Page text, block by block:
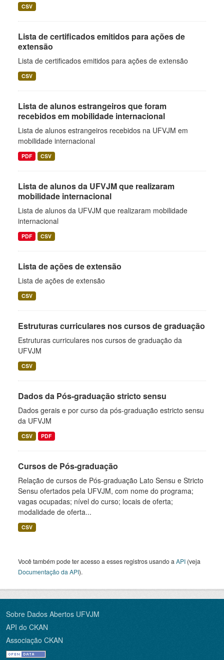
CSV
Lista de certificados emitidos para ações de
extensão
Lista de certificados emitidos para ações de extensão
CSV
Lista de alunos estrangeiros que foram
recebidos em mobilidade internacional
Lista de alunos estrangeiros recebidos na UFVJM em
mobilidade internacional
PDF CSV
Lista de alunos da UFVJM que realizaram
mobilidade internacional
Lista de alunos da UFVJM que realizaram mobilidade
internacional
PDF CSV
Lista de ações de extensão
Lista de ações de extensão
CSV
Estruturas curriculares nos cursos de graduação
Estruturas curriculares nos cursos de graduação da
UFVJM
CSV
Dados da Pós-graduação stricto sensu
Dados gerais e por curso da pós-graduação estricto sensu
da UFVJM
CSV PDF
Cursos de Pós-graduação
Relação de cursos de Pós-graduação Lato Sensu e Stricto
Sensu ofertados pela UFVJM, com nome do programa;
vagas ocupadas; nível do curso; locais de oferta;
modalidade de oferta...
CSV
Você também pode ter acesso a esses registros usando a API (veja
Documentação da API).
Sobre Dados Abertos UFVJM
API do CKAN
Associação CKAN